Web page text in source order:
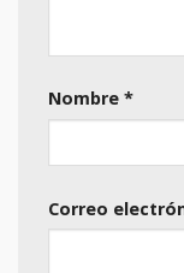
Nombre *
Correo